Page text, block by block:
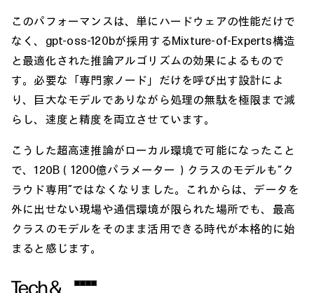
このパフォーマンスは、単にハードウェアの性能だけで
なく、gpt-oss-120bが採用するMixture-of-Experts構造
と最適化された推論アルゴリズムの効果によるもので
す。必要な「専門家ノード」だけを呼び出す設計によ
り、巨大なモデルでありながら処理の無駄を極限まで減
らし、速度と精度を両立させています。
こうした超高速推論がローカル環境で可能になったこと
で、120B（1200億パラメーター）クラスのモデルも“ク
ラウド専用”ではなくなりました。これからは、データを
外に出せない現場や通信環境が限られた場所でも、最高
クラスのモデルをそのまま活用できる時代が本格的に始
まると感じます。